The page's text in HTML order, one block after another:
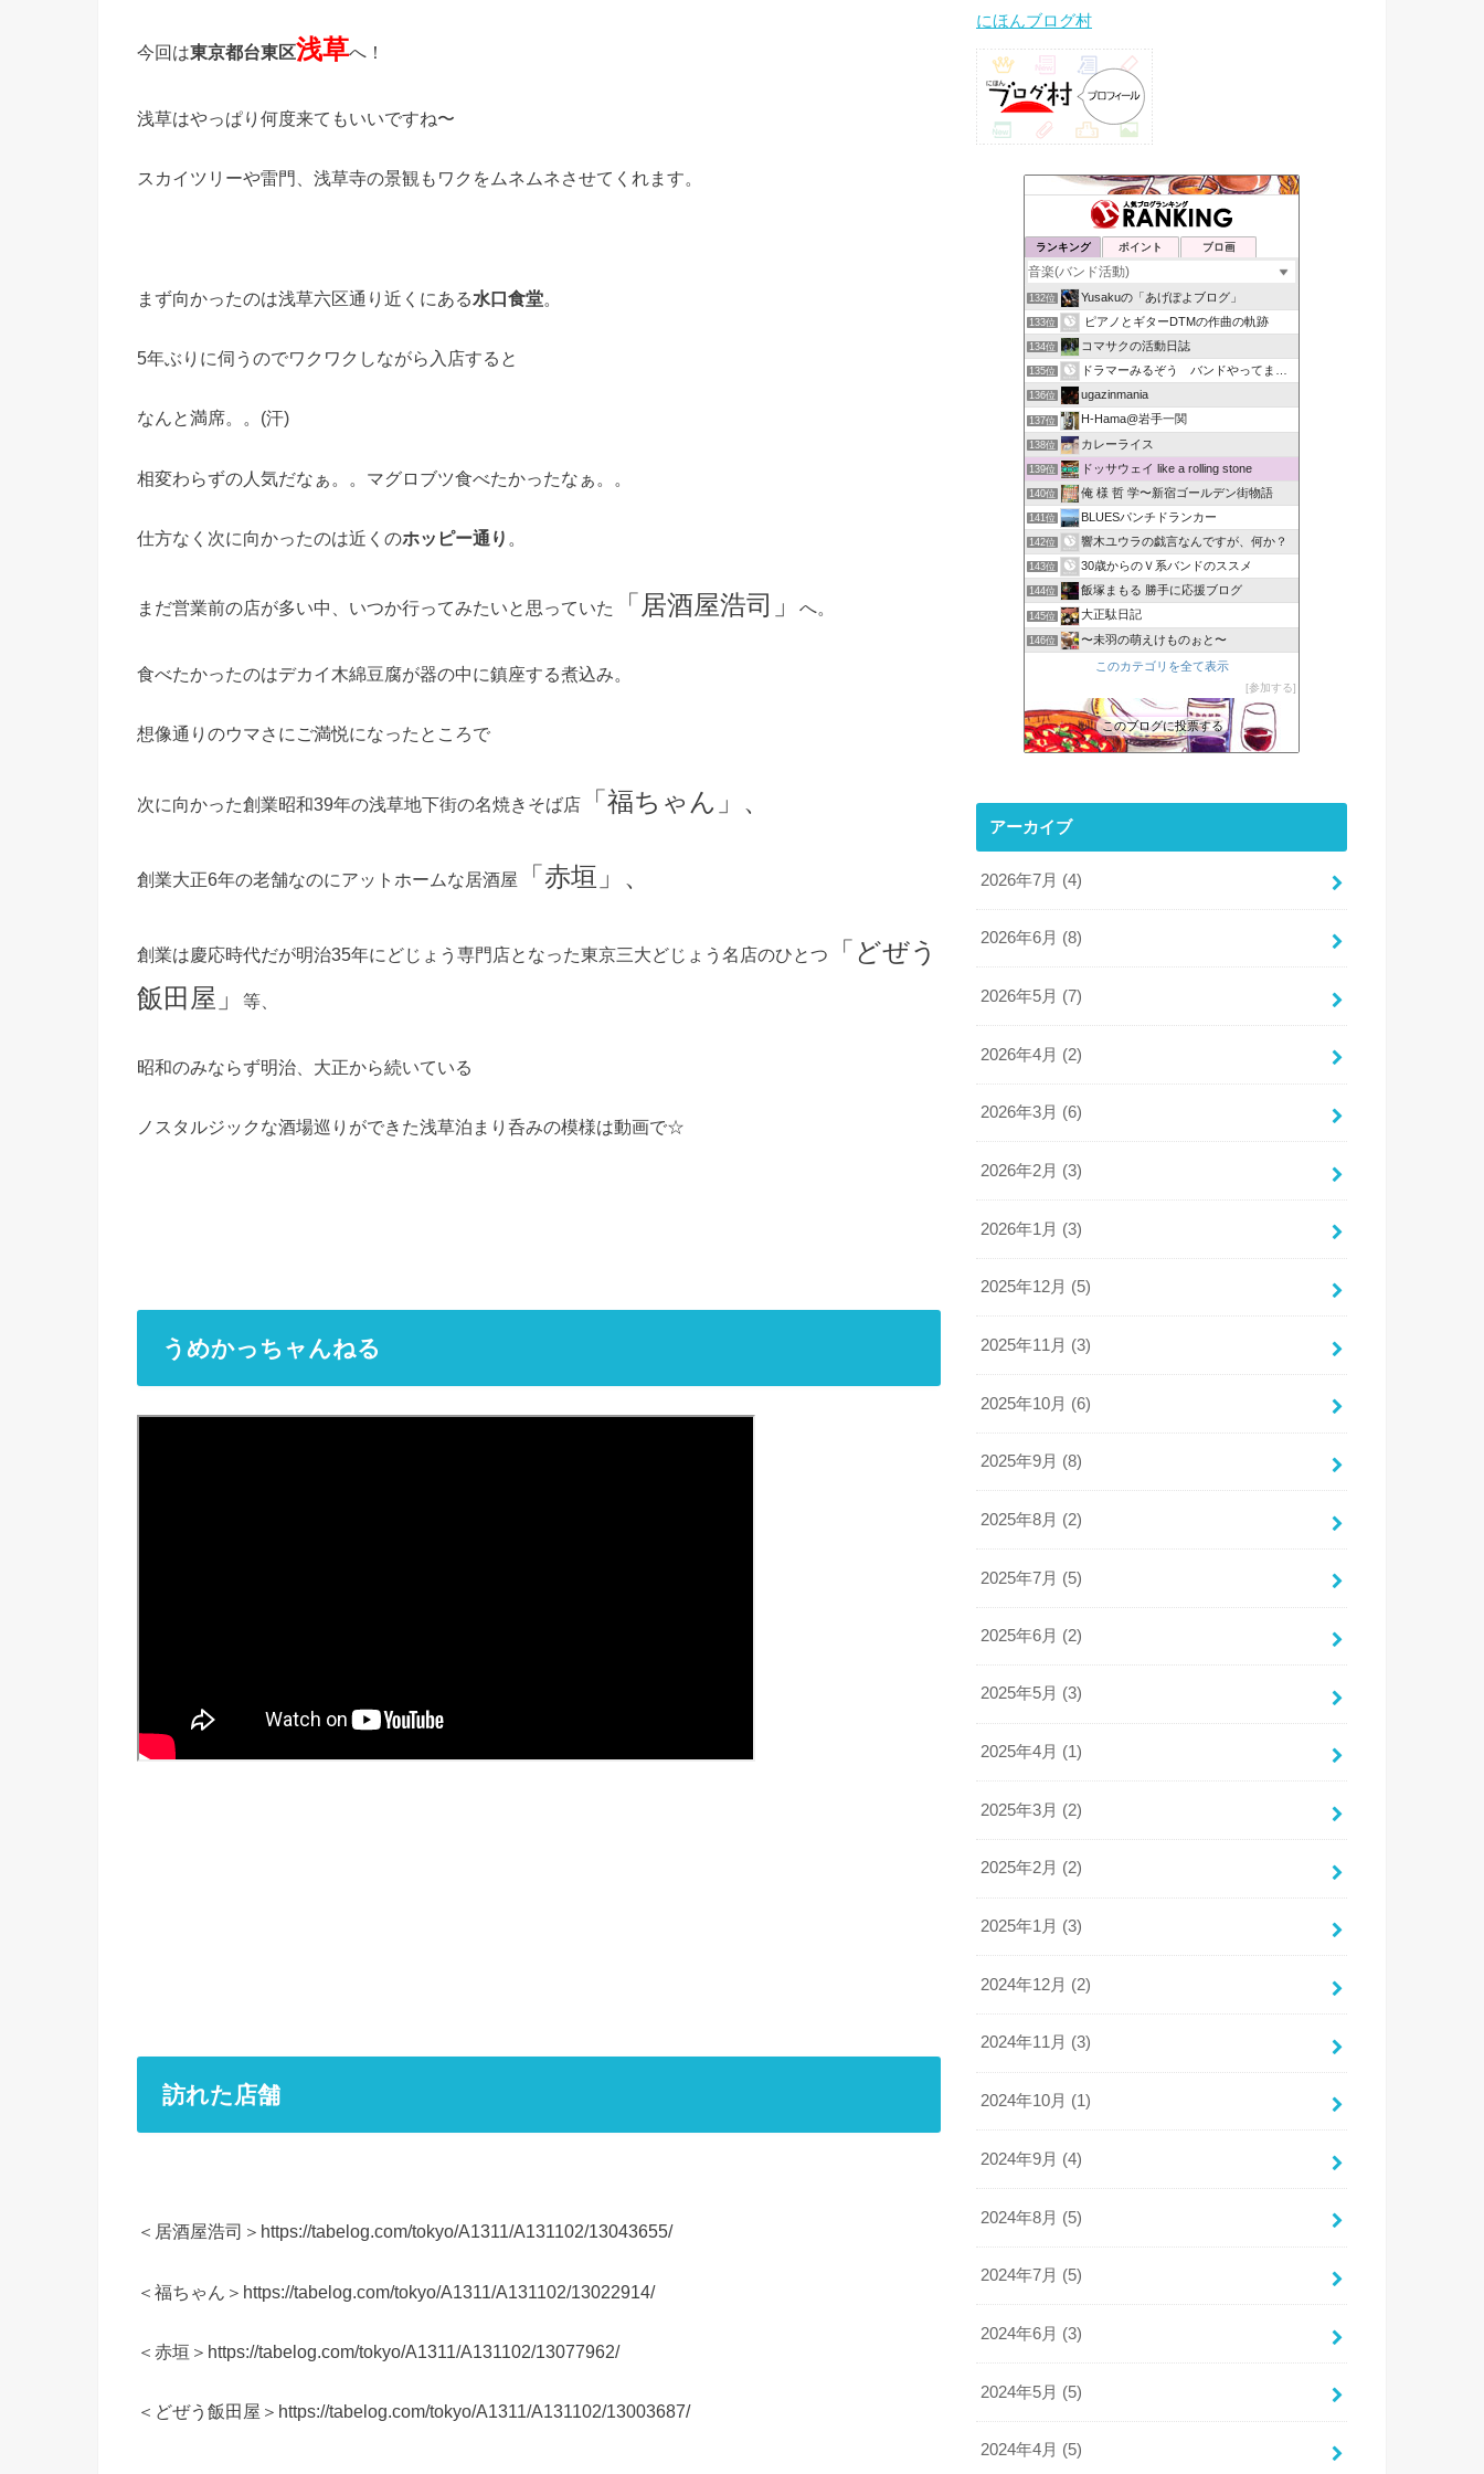
今回は東京都台東区浅草へ！
浅草はやっぱり何度来てもいいですね〜
スカイツリーや雷門、浅草寺の景観もワクをムネムネさせてくれます。
まず向かったのは浅草六区通り近くにある水口食堂。
5年ぶりに伺うのでワクワクしながら入店すると
なんと満席。。(汗)
相変わらずの人気だなぁ。。マグロブツ食べたかったなぁ。。
仕方なく次に向かったのは近くのホッピー通り 。
まだ営業前の店が多い中、いつか行ってみたいと思っていた 「居酒屋浩司」 へ。
食べたかったのはデカイ木綿豆腐が器の中に鎮座する煮込み。
想像通りのウマさにご満悦になったところで
次に向かった創業昭和39年の浅草地下街の名焼きそば店 「福ちゃん」、
創業大正6年の老舗なのにアットホームな居酒屋 「赤垣」、
創業は慶応時代だが明治35年にどじょう専門店となった東京三大どじょう名店のひとつ
「どぜう
飯田屋」
等、
昭和のみならず明治、大正から続いている
ノスタルジックな酒場巡りができた浅草泊まり呑みの模様は動画で☆
うめかっちャんねる
訪れた店舗
＜居酒屋浩司＞https://tabelog.com/tokyo/A1311/A131102/13043655/
＜福ちゃん＞https://tabelog.com/tokyo/A1311/A131102/13022914/
＜赤垣＞https://tabelog.com/tokyo/A1311/A131102/13077962/
＜どぜう飯田屋＞https://tabelog.com/tokyo/A1311/A131102/13003687/
にほんブログ村
ランキング ポイント ブロ画
132位 Yusakuの「あげぽよブログ」
133位 ピアノとギターDTMの作曲の軌跡
134位 コマサクの活動日誌
135位 ドラマーみるぞう バンドやってまするぅ
136位 ugazinmania
137位 H-Hama@岩手一関
138位 カレーライス
139位 ドッサウェイ like a rolling stone
140位 俺 様 哲 学〜新宿ゴールデン街物語
141位 BLUESパンチドランカー
142位 響木ユウラの戯言なんですが、何か？
143位 30歳からのＶ系バンドのススメ
144位 飯塚まもる 勝手に応援ブログ
145位 大正駄日記
146位 〜未羽の萌えけものぉと〜
このカテゴリを全て表示
参加する
このブログに投票する
アーカイブ
2026年7月 (4)
2026年6月 (8)
2026年5月 (7)
2026年4月 (2)
2026年3月 (6)
2026年2月 (3)
2026年1月 (3)
2025年12月 (5)
2025年11月 (3)
2025年10月 (6)
2025年9月 (8)
2025年8月 (2)
2025年7月 (5)
2025年6月 (2)
2025年5月 (3)
2025年4月 (1)
2025年3月 (2)
2025年2月 (2)
2025年1月 (3)
2024年12月 (2)
2024年11月 (3)
2024年10月 (1)
2024年9月 (4)
2024年8月 (5)
2024年7月 (5)
2024年6月 (3)
2024年5月 (5)
2024年4月 (5)